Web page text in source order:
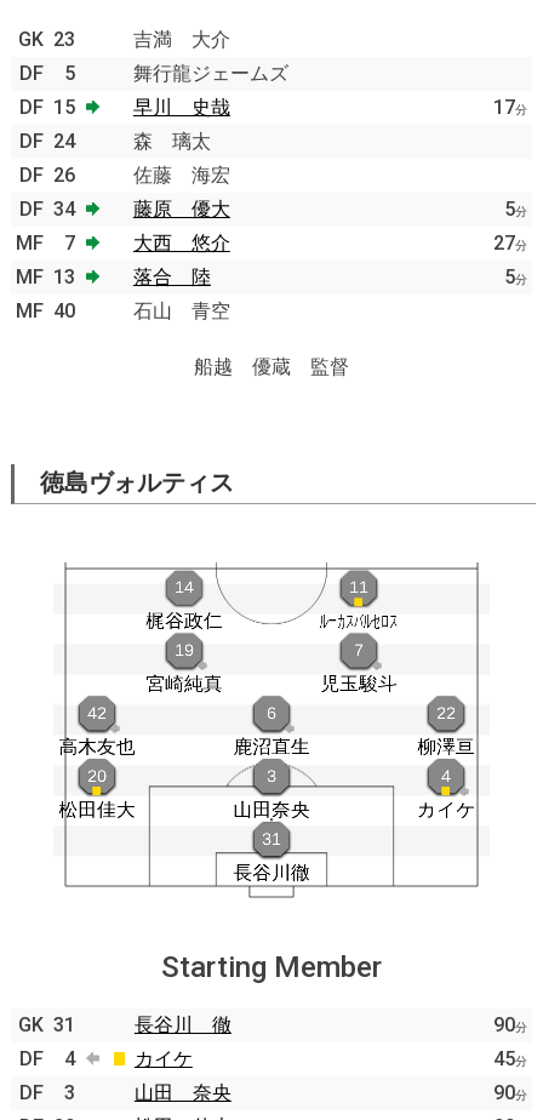
GK 23
吉満 大介
DF
5
舞行龍ジェームズ
DF 15 早川 史哉 17分
DF 24
森 璃太
DF 26
佐藤 海宏
DF 34 藤原 優大 5分
MF 7 大西 悠介 27分
MF 13 落合 陸 5分
MF 40 石山 青空
船越 優蔵 監督
徳島ヴォルティス
Starting Member
GK 31 長谷川 徹 90分
DF 4 カイケ 45分
DF 3 山田 奈央 90分